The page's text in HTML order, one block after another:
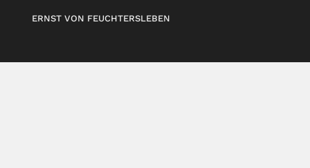
ERNST VON FEUCHTERSLEBEN